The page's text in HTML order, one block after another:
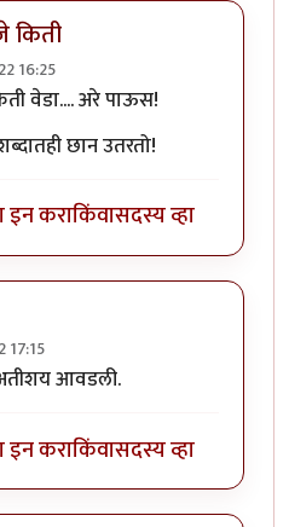
किती
16:25
वेडा.... अरे पाऊस!
छान उतरतो!
इन कराकिंवासदस्य व्हा
17:15
आवडली.
इन कराकिंवासदस्य व्हा